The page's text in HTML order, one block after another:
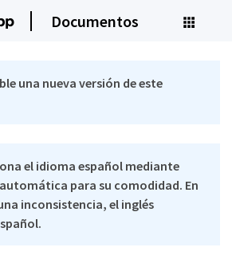
Documentos
una nueva versión de este
el idioma español mediante
para su comodidad. En
inconsistencia, el inglés